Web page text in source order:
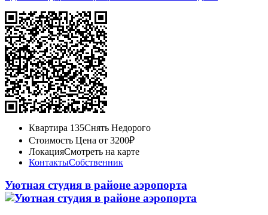
Квартира 135Снять Недорого
Стоимость Цена от 3200₽
ЛокацияСмотреть на карте
КонтактыСобственник
Уютная студия в районе аэропорта